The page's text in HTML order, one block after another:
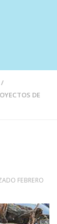
/
DE
FEBRERO